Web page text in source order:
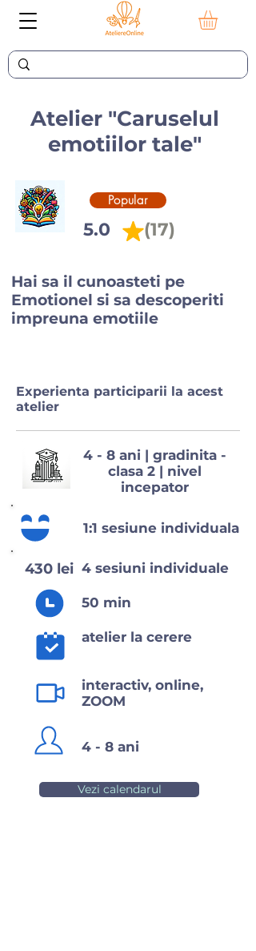
Atelier "Caruselul
emotiilor tale"
Popular
5.0 (17)
Hai sa il cunoasteti pe
Emotionel si sa descoperiti
impreuna emotiile
Experienta participarii la acest
atelier
4 - 8 ani | gradinita -
clasa 2 | nivel
incepator
1:1 sesiune individuala
430 lei 4 sesiuni individuale
50 min
atelier la cerere
interactiv, online,
ZOOM
4 - 8 ani
Vezi calendarul